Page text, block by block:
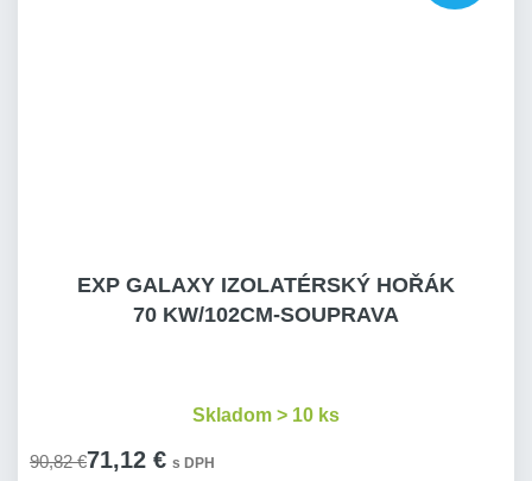
EXP GALAXY IZOLATÉRSKÝ HOŘÁK
70 KW/102CM-SOUPRAVA
90,82 €71,12 € s DPH
Skladom > 10 ks